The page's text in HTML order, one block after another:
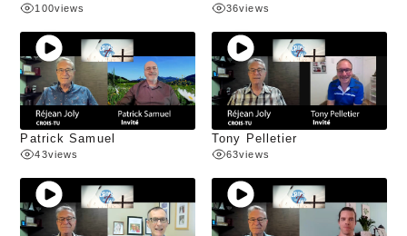
100views 36views
Patrick Samuel
43views
Tony Pelletier
63views